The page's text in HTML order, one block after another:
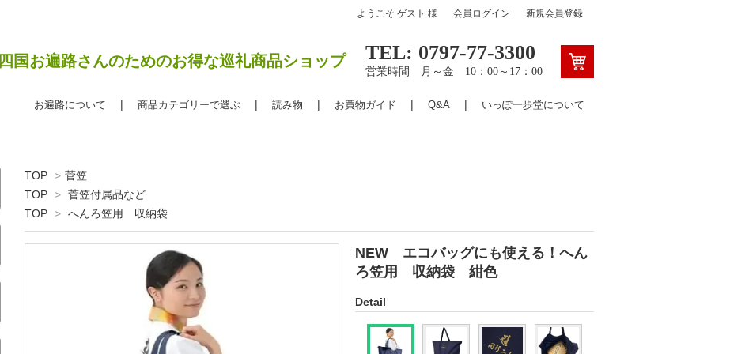
ようこそ ゲスト 様 会員ログイン 新規会員登録
四国お遍路さんのためのお得な巡礼商品ショップ TEL: 0797-77-3300
営業時間 月～金 10：00～17：00
お遍路について 商品カテゴリーで選ぶ 読み物 お買物ガイド Q&A いっぽ一歩堂について
TOP > 菅笠
TOP > 菅笠付属品など
TOP > へんろ笠用 収納袋
NEW エコバッグにも使える！へん
ろ笠用 収納袋 紺色
Detail